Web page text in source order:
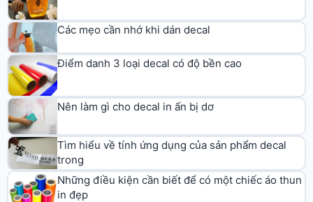
Các mẹo cần nhớ khi dán decal
Điểm danh 3 loại decal có độ bền cao
Nên làm gì cho decal in ấn bị dơ
Tìm hiểu về tính ứng dụng của sản phẩm decal
trong
Những điều kiện cần biết để có một chiếc áo thun
in đẹp